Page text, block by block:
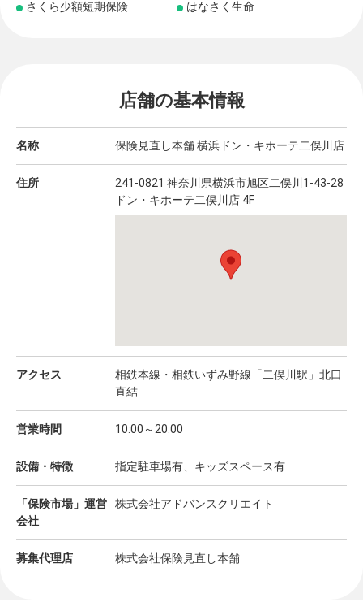
さくら少額短期保険 はなさく生命
店舗の基本情報
名称 保険見直し本舗 横浜ドン・キホーテ二俣川店
住所
241-0821 神奈川県横浜市旭区二俣川1-43-28
ドン・キホーテ二俣川店 4F
アクセス
相鉄本線・相鉄いずみ野線「二俣川駅」北口
直結
営業時間 10:00～20:00
設備・特徴 指定駐車場有、キッズスペース有
「保険市場」運営
会社
株式会社アドバンスクリエイト
募集代理店 株式会社保険見直し本舗